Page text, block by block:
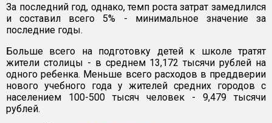
За последний год, однако, темп роста затрат замедлился
и составил всего 5% - минимальное значение за
последние годы.
Больше всего на подготовку детей к школе тратят
жители столицы - в среднем 13,172 тысячи рублей на
одного ребенка. Меньше всего расходов в преддверии
нового учебного года у жителей средних городов с
населением 100-500 тысяч человек - 9,479 тысячи
рублей.